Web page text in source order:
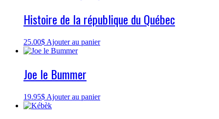
Histoire de la république du Québec
25.00$ Ajouter au panier
Joe le Bummer
19.95$ Ajouter au panier